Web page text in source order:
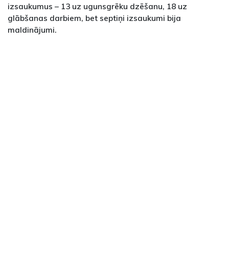
izsaukumus – 13 uz ugunsgrēku dzēšanu, 18 uz
glābšanas darbiem, bet septiņi izsaukumi bija
maldinājumi.